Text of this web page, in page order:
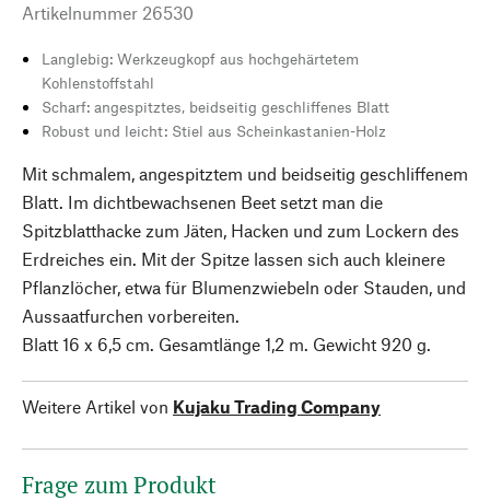
Artikelnummer 26530
Langlebig: Werkzeugkopf aus hochgehärtetem
Kohlenstoffstahl
Scharf: angespitztes, beidseitig geschliffenes Blatt
Robust und leicht: Stiel aus Scheinkastanien-Holz
Mit schmalem, angespitztem und beidseitig geschliffenem
Blatt. Im dichtbewachsenen Beet setzt man die
Spitzblatthacke zum Jäten, Hacken und zum Lockern des
Erdreiches ein. Mit der Spitze lassen sich auch kleinere
Pflanzlöcher, etwa für Blumenzwiebeln oder Stauden, und
Aussaatfurchen vorbereiten.
Blatt 16 x 6,5 cm. Gesamtlänge 1,2 m. Gewicht 920 g.
Weitere Artikel von Kujaku Trading Company
Frage zum Produkt